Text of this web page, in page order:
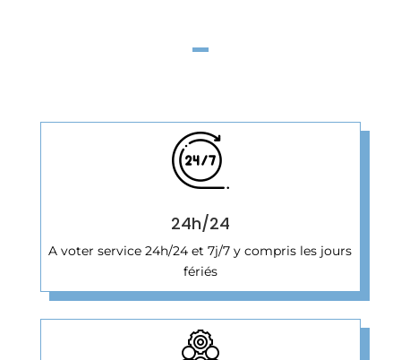
24h/24
A voter service 24h/24 et 7j/7 y compris les jours
fériés